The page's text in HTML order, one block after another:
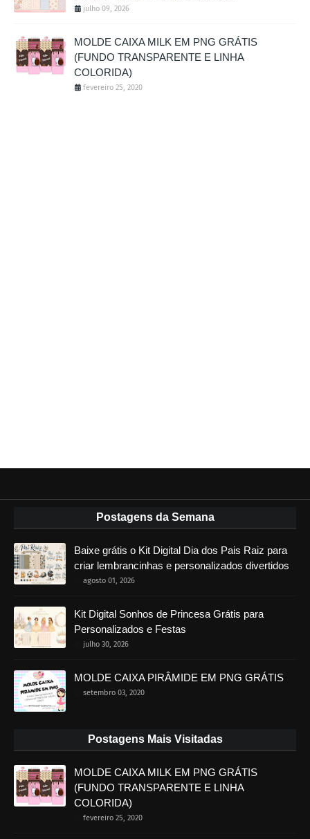
julho 09, 2026
MOLDE CAIXA MILK EM PNG GRÁTIS
(FUNDO TRANSPARENTE E LINHA
COLORIDA)
fevereiro 25, 2020
Postagens da Semana
Baixe grátis o Kit Digital Dia dos Pais Raiz para
criar lembrancinhas e personalizados divertidos
agosto 01, 2026
Kit Digital Sonhos de Princesa Grátis para
Personalizados e Festas
julho 30, 2026
MOLDE CAIXA PIRÂMIDE EM PNG GRÁTIS
setembro 03, 2020
Postagens Mais Visitadas
MOLDE CAIXA MILK EM PNG GRÁTIS
(FUNDO TRANSPARENTE E LINHA
COLORIDA)
fevereiro 25, 2020